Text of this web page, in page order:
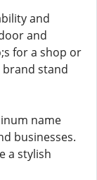
and
and
for a shop or
stand
name
businesses.
a stylish